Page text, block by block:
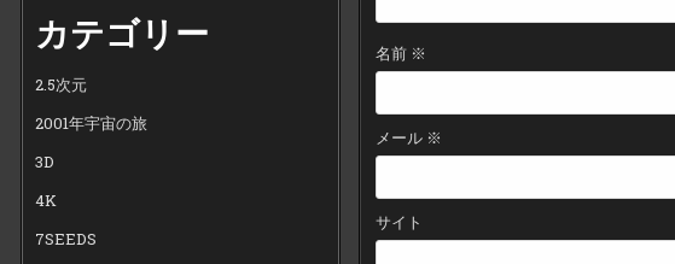
カテゴリー
2.5次元
2001年宇宙の旅
3D
4K
7SEEDS
名前 ※
メール ※
サイト